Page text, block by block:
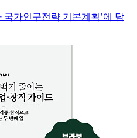
국가인구전략 기본계획’에 담